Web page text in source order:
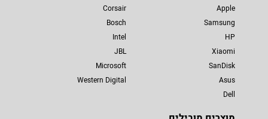
Apple
Samsung
HP
Xiaomi
SanDisk
Asus
Dell
Corsair
Bosch
Intel
JBL
Microsoft
Western Digital